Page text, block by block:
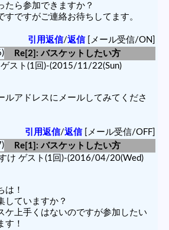
たら参加できますか？
すですがご連絡お待ちしてます。
引用返信/返信[メール受信/ON]
Re[2]: バスケットしたい方
スト(1回)-(2015/11/22(Sun)
ルアドレスにメールしてみてくださ
引用返信/返信[メール受信/OFF]
Re[1]: バスケットしたい方
け ゲスト(1回)-(2016/04/20(Wed)
は！
していますか？
ケ上手くはないのですが参加したい
す！